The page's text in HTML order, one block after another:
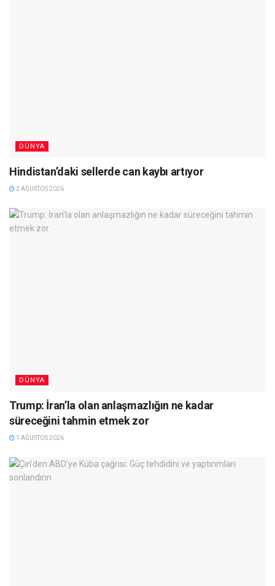
DÜNYA
Hindistan’daki sellerde can kaybı artıyor
2 AĞUSTOS 2026
DÜNYA
Trump: İran’la olan anlaşmazlığın ne kadar
süreceğini tahmin etmek zor
1 AĞUSTOS 2026